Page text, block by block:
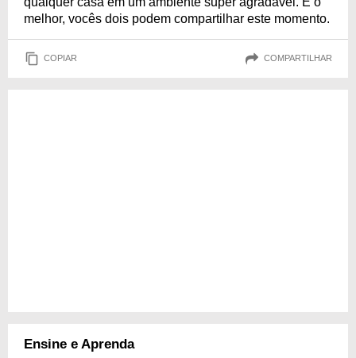
melhor, vocês dois podem compartilhar este momento.
COPIAR COMPARTILHAR
Ensine e Aprenda